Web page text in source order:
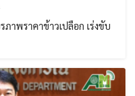
ภาพราคาข้าวเปลือก เร่งขับ